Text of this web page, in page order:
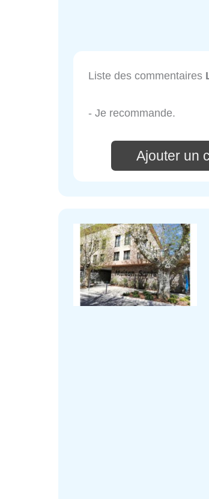
Liste des commentaires
- Je recommande.
Ajouter un